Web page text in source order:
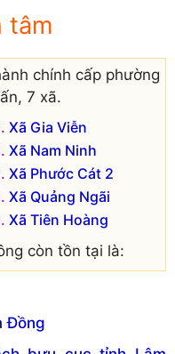
tâm
chính cấp phường
7 xã.
Xã Gia Viễn
Xã Nam Ninh
Xã Phước Cát 2
Xã Quảng Ngãi
Xã Tiên Hoàng
còn tồn tại là:
Đồng